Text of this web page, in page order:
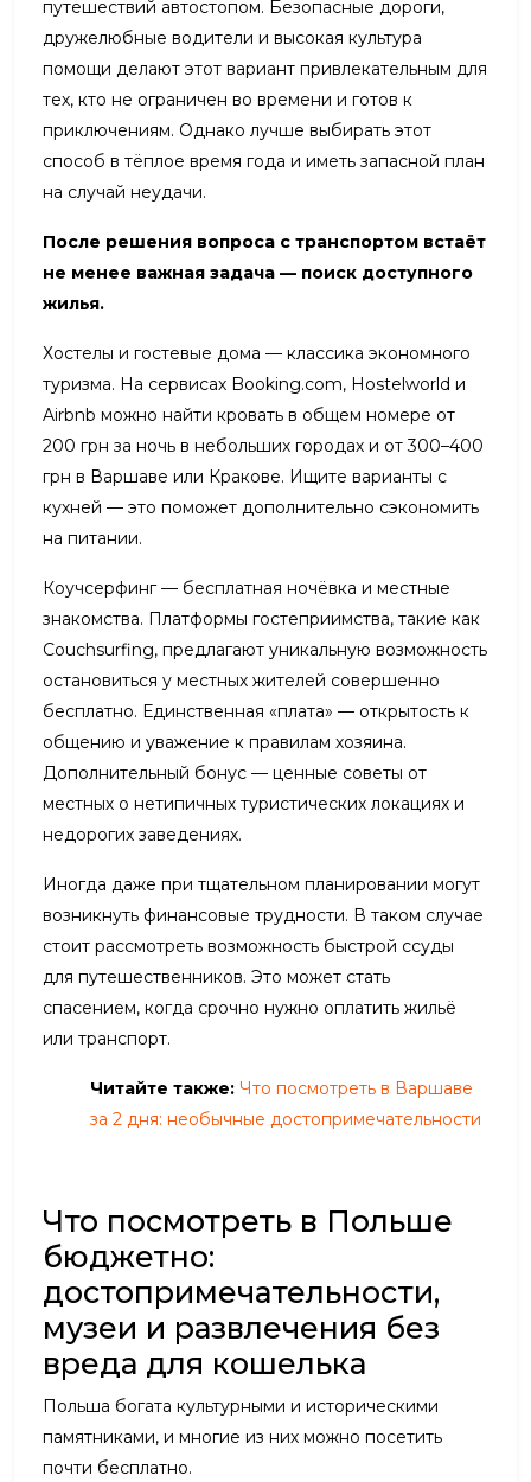
путешествий автостопом. Безопасные дороги,
дружелюбные водители и высокая культура
помощи делают этот вариант привлекательным для
тех, кто не ограничен во времени и готов к
приключениям. Однако лучше выбирать этот
способ в тёплое время года и иметь запасной план
на случай неудачи.
После решения вопроса с транспортом встаёт
не менее важная задача — поиск доступного
жилья.
Хостелы и гостевые дома — классика экономного
туризма. На сервисах Booking.com, Hostelworld и
Airbnb можно найти кровать в общем номере от
200 грн за ночь в небольших городах и от 300–400
грн в Варшаве или Кракове. Ищите варианты с
кухней — это поможет дополнительно сэкономить
на питании.
Коучсерфинг — бесплатная ночёвка и местные
знакомства. Платформы гостеприимства, такие как
Couchsurfing, предлагают уникальную возможность
остановиться у местных жителей совершенно
бесплатно. Единственная «плата» — открытость к
общению и уважение к правилам хозяина.
Дополнительный бонус — ценные советы от
местных о нетипичных туристических локациях и
недорогих заведениях.
Иногда даже при тщательном планировании могут
возникнуть финансовые трудности. В таком случае
стоит рассмотреть возможность быстрой ссуды
для путешественников. Это может стать
спасением, когда срочно нужно оплатить жильё
или транспорт.
Читайте также: Что посмотреть в Варшаве
за 2 дня: необычные достопримечательности
Что посмотреть в Польше
бюджетно:
достопримечательности,
музеи и развлечения без
вреда для кошелька
Польша богата культурными и историческими
памятниками, и многие из них можно посетить
почти бесплатно.